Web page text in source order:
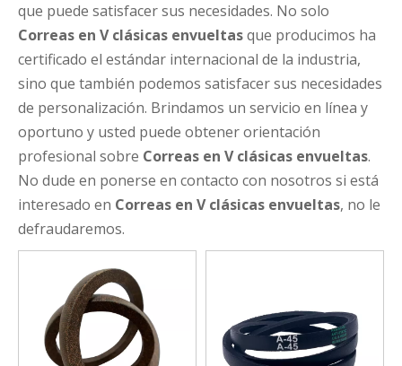
que puede satisfacer sus necesidades. No solo
Correas en V clásicas envueltasque producimos ha
certificado el estándar internacional de la industria,
sino que también podemos satisfacer sus necesidades
de personalización. Brindamos un servicio en línea y
oportuno y usted puede obtener orientación
profesional sobre Correas en V clásicas envueltas.
No dude en ponerse en contacto con nosotros si está
interesado en Correas en V clásicas envueltas, no le
defraudaremos.